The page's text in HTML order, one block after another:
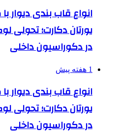
انواع قاب بندی دیوار
یورتان دکارت؛ تحولی
در دکوراسیون داخلی
1 هفته پیش
انواع قاب بندی دیوار
یورتان دکارت؛ تحولی
در دکوراسیون داخلی